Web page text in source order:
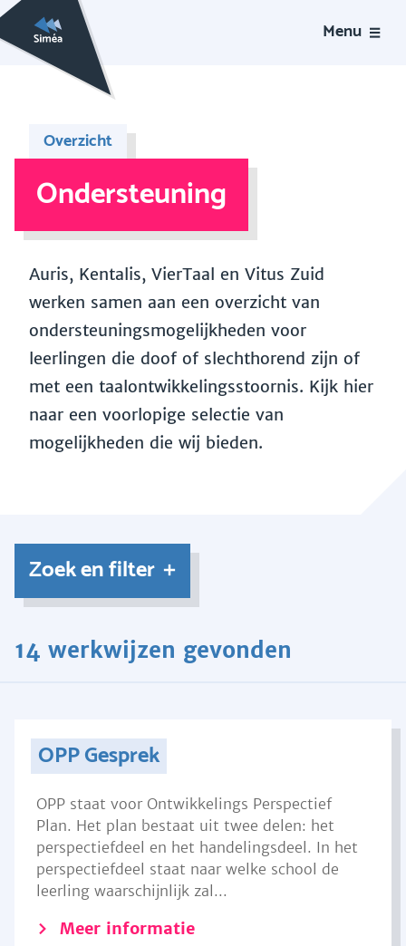
Menu
Overzicht
Ondersteuning
Auris, Kentalis, VierTaal en Vitus Zuid
werken samen aan een overzicht van
ondersteuningsmogelijkheden voor
leerlingen die doof of slechthorend zijn of
met een taalontwikkelingsstoornis. Kijk hier
naar een voorlopige selectie van
mogelijkheden die wij bieden.
Zoek en filter
14 werkwijzen gevonden
OPP Gesprek
OPP staat voor Ontwikkelings Perspectief
Plan. Het plan bestaat uit twee delen: het
perspectiefdeel en het handelingsdeel. In het
perspectiefdeel staat naar welke school de
leerling waarschijnlijk zal...
Meer informatie